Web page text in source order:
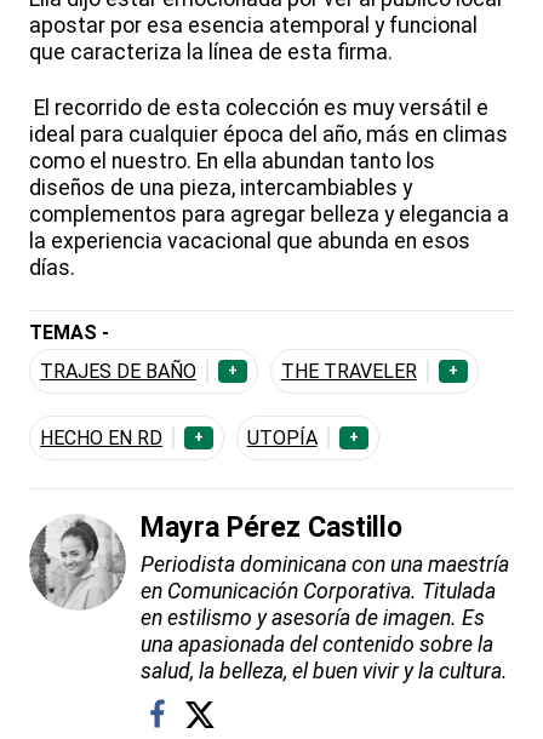
apostar por esa esencia atemporal y funcional
que caracteriza la línea de esta firma.
El recorrido de esta colección es muy versátil e
ideal para cualquier época del año, más en climas
como el nuestro. En ella abundan tanto los
diseños de una pieza, intercambiables y
complementos para agregar belleza y elegancia a
la experiencia vacacional que abunda en esos
días.
TEMAS -
TRAJES DE BAÑO
+ THE TRAVELER +
HECHO EN RD + UTOPÍA +
Mayra Pérez Castillo
Periodista dominicana con una maestría
en Comunicación Corporativa. Titulada
en estilismo y asesoría de imagen. Es
una apasionada del contenido sobre la
salud, la belleza, el buen vivir y la cultura.